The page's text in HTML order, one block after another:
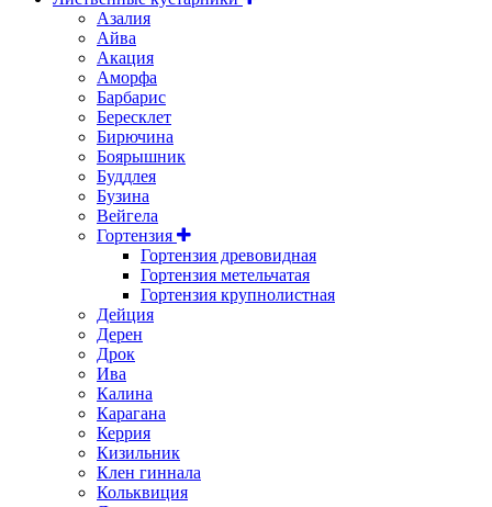
Азалия
Айва
Акация
Аморфа
Барбарис
Бересклет
Бирючина
Боярышник
Буддлея
Бузина
Вейгела
Гортензия
Гортензия древовидная
Гортензия метельчатая
Гортензия крупнолистная
Дейция
Дерен
Дрок
Ива
Калина
Карагана
Керрия
Кизильник
Клен гиннала
Кольквиция